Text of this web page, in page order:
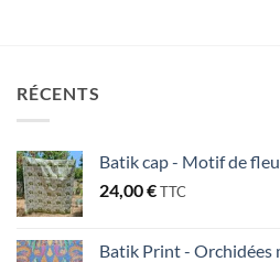
RÉCENTS
Batik cap - Motif de
24,00€TTC
Batik Print - Orchidées